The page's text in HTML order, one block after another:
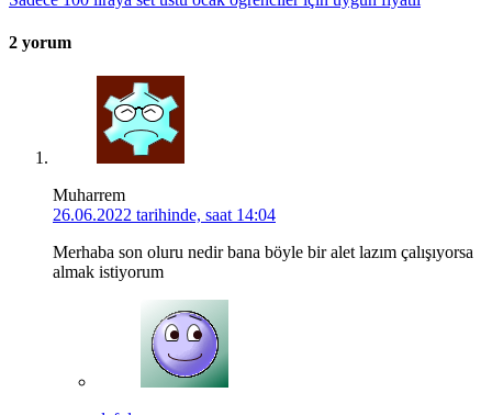
2 yorum
Muharrem
26.06.2022 tarihinde, saat 14:04
Merhaba son oluru nedir bana böyle bir alet lazım çalışıyorsa
almak istiyorum